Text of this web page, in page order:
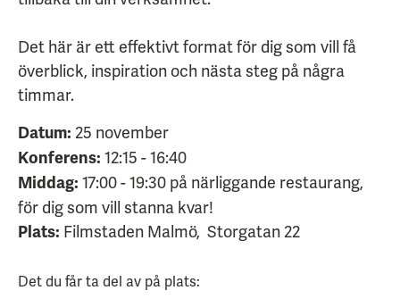
Det här är ett effektivt format för dig som vill få
överblick, inspiration och nästa steg på några
timmar.
Datum: 25 november
Konferens: 12:15 - 16:40
Middag: 17:00 - 19:30 på närliggande restaurang,
för dig som vill stanna kvar!
Plats: Filmstaden Malmö, Storgatan 22
Det du får ta del av på plats: